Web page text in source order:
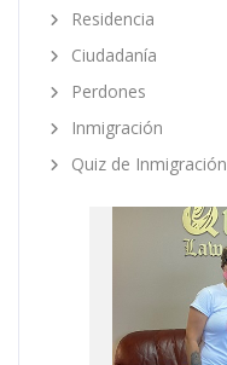
Residencia
Ciudadanía
Perdones
Inmigración
Quiz de Inmigración